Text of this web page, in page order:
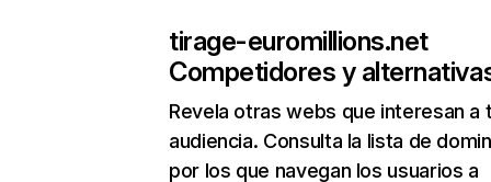
tirage-euromillions.net
Competidores y
Revela otras webs que interesan a
audiencia. Consulta la lista de
por los que navegan los usuarios a